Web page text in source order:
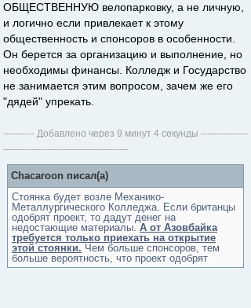
ОБЩЕСТВЕННУЮ велопарковку, а не личную,
и логично если привлекает к этому
общественность и спонсоров в особенности.
Он берется за организацию и выполнение, но
необходимы финансы. Колледж и Государство
не занимается этим вопросом, зачем же его
"дядей" упрекать.
---------- Добавлено через 9 минут 4 секунды ---------------
----------------------------------------
Chacaroon писал(а)
Стоянка будет возле Механико-
Металлургического Колледжа. Если британцы
одобрят проект, то дадут денег на
недостающие материалы. А от Азовбайка
требуется только приехать на открытие
этой стоянки. Чем больше спонсоров, тем
больше вероятность, что проект одобрят